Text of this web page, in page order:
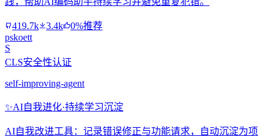
419.7k 3.4k
0%推荐
pskoett
S
CLS安全性认证
self-improving-agent
✨AI自我进化·持续学习沉淀
AI自我改进工具：记录错误修正与功能请求，自动沉淀为项